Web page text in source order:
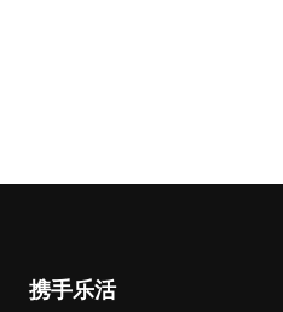
携手乐活